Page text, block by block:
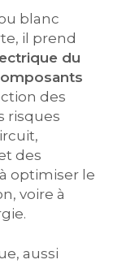
blanc
il prend
du
des
risques
des
optimiser le
voire à
aussi